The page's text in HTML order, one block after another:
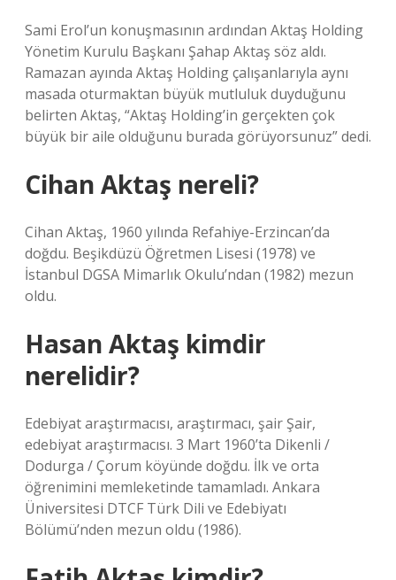
Sami Erol’un konuşmasının ardından Aktaş Holding
Yönetim Kurulu Başkanı Şahap Aktaş söz aldı.
Ramazan ayında Aktaş Holding çalışanlarıyla aynı
masada oturmaktan büyük mutluluk duyduğunu
belirten Aktaş, “Aktaş Holding’in gerçekten çok
büyük bir aile olduğunu burada görüyorsunuz” dedi.
Cihan Aktaş nereli?
Cihan Aktaş, 1960 yılında Refahiye-Erzincan’da
doğdu. Beşikdüzü Öğretmen Lisesi (1978) ve
İstanbul DGSA Mimarlık Okulu’ndan (1982) mezun
oldu.
Hasan Aktaş kimdir
nerelidir?
Edebiyat araştırmacısı, araştırmacı, şair Şair,
edebiyat araştırmacısı. 3 Mart 1960’ta Dikenli /
Dodurga / Çorum köyünde doğdu. İlk ve orta
öğrenimini memleketinde tamamladı. Ankara
Üniversitesi DTCF Türk Dili ve Edebiyatı
Bölümü’nden mezun oldu (1986).